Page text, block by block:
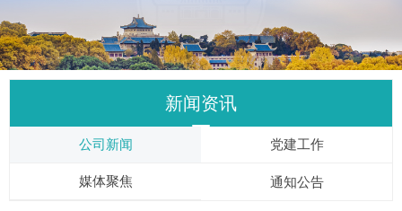
新闻资讯
公司新闻 党建工作
媒体聚焦 通知公告